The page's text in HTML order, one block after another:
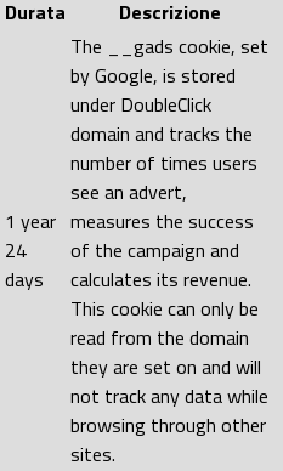
Durata Descrizione
1 year
24
days
The __gads cookie, set
by Google, is stored
under DoubleClick
domain and tracks the
number of times users
see an advert,
measures the success
of the campaign and
calculates its revenue.
This cookie can only be
read from the domain
they are set on and will
not track any data while
browsing through other
sites.